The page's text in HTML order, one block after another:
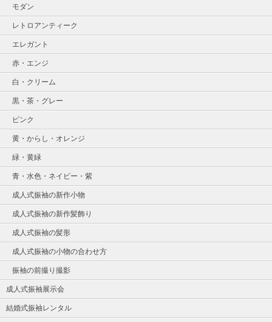
モダン
レトロアンティーク
エレガント
赤・エンジ
白・クリーム
黒・茶・グレー
ピンク
黄・からし・オレンジ
緑・黄緑
青・水色・ネイビー・紫
成人式振袖の新作小物
成人式振袖の新作髪飾り
成人式振袖の髪形
成人式振袖の小物の合わせ方
振袖の前撮り撮影
成人式振袖展示会
結婚式振袖レンタル